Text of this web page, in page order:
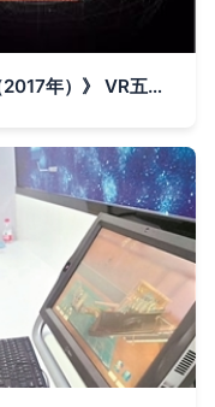
解读《产业关键共性技术发展指南（2017年）》 VR五大核心技术突破与瑞立视动作捕捉技术入选的深远意义